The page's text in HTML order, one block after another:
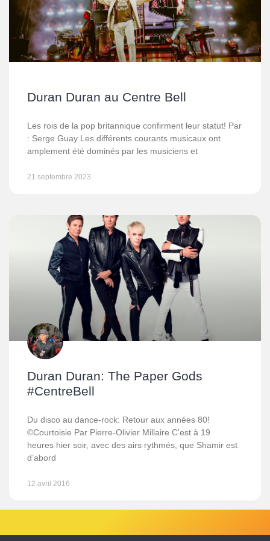
Duran Duran au Centre Bell
Les rois de la pop britannique confirment leur statut! Par
: Serge Guay Les différents courants musicaux ont
amplement été dominés par les musiciens et
21 septembre 2023
Duran Duran: The Paper Gods
#CentreBell
Du disco au dance-rock: Retour aux années 80!
©Courtoisie Par Pierre-Olivier Millaire C’est à 19
heures hier soir, avec des airs rythmés, que Shamir est
d’abord
12 avril 2016